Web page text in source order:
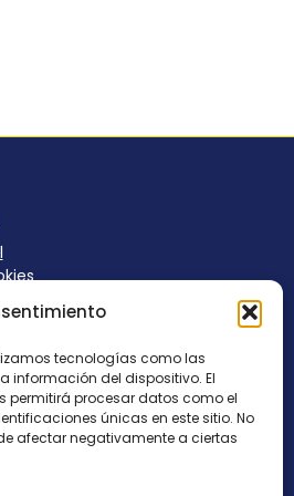
tecnologías como las
información del dispositivo. El
permitirá procesar datos como el
únicas en este sitio. No
afectar negativamente a ciertas
privacidad
Denuncias